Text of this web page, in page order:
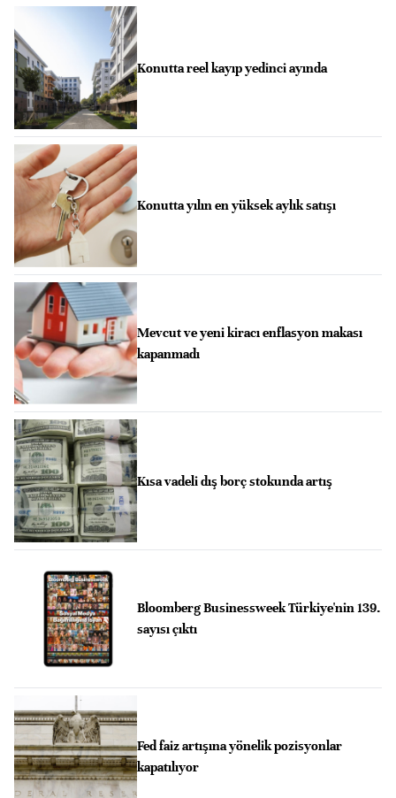
Konutta reel kayıp yedinci ayında
Konutta yılın en yüksek aylık satışı
Mevcut ve yeni kiracı enflasyon makası
kapanmadı
Kısa vadeli dış borç stokunda artış
Bloomberg Businessweek Türkiye'nin 139.
sayısı çıktı
Fed faiz artışına yönelik pozisyonlar
kapatılıyor